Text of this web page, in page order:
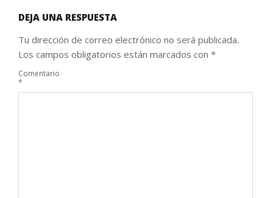
DEJA UNA RESPUESTA
Tu dirección de correo electrónico no será publicada.
Los campos obligatorios están marcados con *
Comentario
*